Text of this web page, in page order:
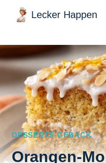
Zum
Inhalt
springen
Lecker Happen
DESSERTS-GEBACK
Orangen-